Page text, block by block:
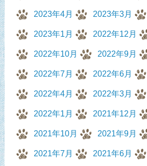
2023年4月 2023年3月
2023年1月 2022年12月
2022年10月 2022年9月
2022年7月 2022年6月
2022年4月 2022年3月
2022年1月 2021年12月
2021年10月 2021年9月
2021年7月 2021年6月